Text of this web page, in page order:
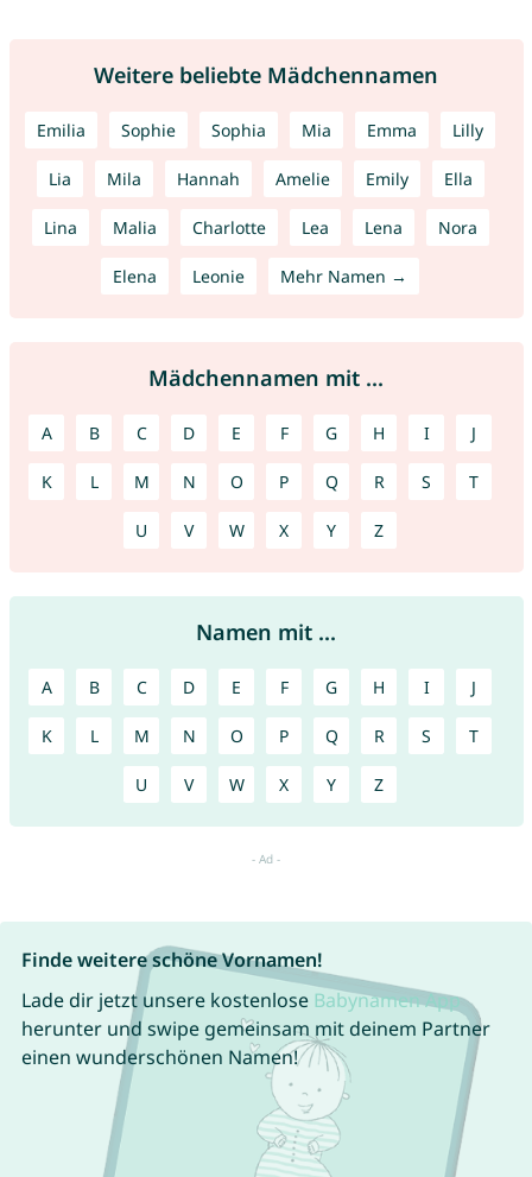
Weitere beliebte Mädchennamen
Emilia Sophie Sophia Mia Emma Lilly
Lia Mila Hannah Amelie Emily Ella
Lina Malia Charlotte Lea Lena Nora
Elena Leonie Mehr Namen →
Mädchennamen mit ...
A B C D E F G H I J
K L M N O P Q R S T
U V W X Y Z
Namen mit ...
A B C D E F G H I J
K L M N O P Q R S T
U V W X Y Z
Finde weitere schöne Vornamen!
Lade dir jetzt unsere kostenlose Babynamen App
herunter und swipe gemeinsam mit deinem Partner
einen wunderschönen Namen!